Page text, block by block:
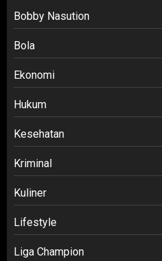
Bobby Nasution
Bola
Ekonomi
Hukum
Kesehatan
Kriminal
Kuliner
Lifestyle
Liga Champion